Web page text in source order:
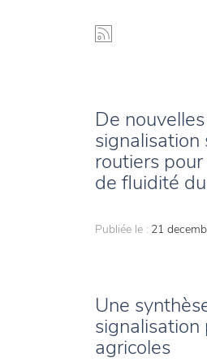
De
signalisation
routiers
de fluidité
Publiée le : 21
Une
signalisation
agricoles